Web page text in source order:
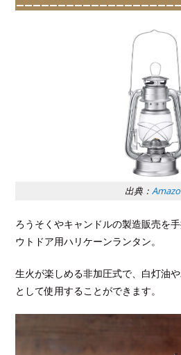
出典：
ろうそくやキャンドルの製造販売を
ウトドア用ハリケーンランタン。
生火が楽しめる非加圧式で、白灯油
として使用することができます。